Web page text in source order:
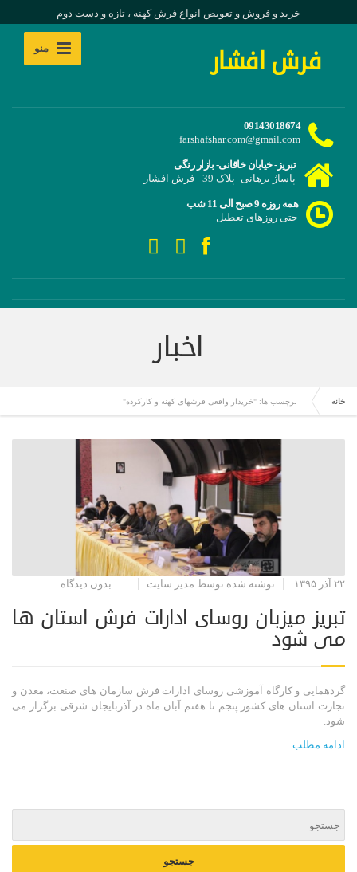
خرید و فروش و تعویض انواع فرش کهنه ، تازه و دست دوم
فرش افشار منو
09143018674
farshafshar.com@gmail.com
تبریز- خیابان خاقانی- بازار رنگی
پاساژ برهانی- پلاک 39 - فرش افشار
همه روزه 9 صبح الی 11 شب
حتی روزهای تعطیل
اخبار
خانه برچسب ها: "خریدار واقعی فرشهای کهنه و کارکرده"
۲۲ آذر ۱۳۹۵ نوشته شده توسط مدیر سایت بدون دیدگاه
تبریز میزبان روسای ادارات فرش استان ها
می شود
گردهمایی و کارگاه آموزشی روسای ادارات فرش سازمان های صنعت، معدن و
تجارت استان های کشور پنجم تا هفتم آبان ماه در آذربایجان شرقی برگزار می
شود.
ادامه مطلب